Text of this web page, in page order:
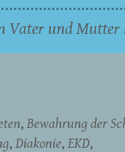
Vater und Mutter
Bewahrung der
Diakonie EKD